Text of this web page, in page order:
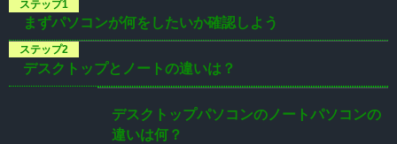
まずパソコンが何をしたいか確認しよう
デスクトップとノートの違いは？
デスクトップパソコンのノートパソコンの
違いは何？